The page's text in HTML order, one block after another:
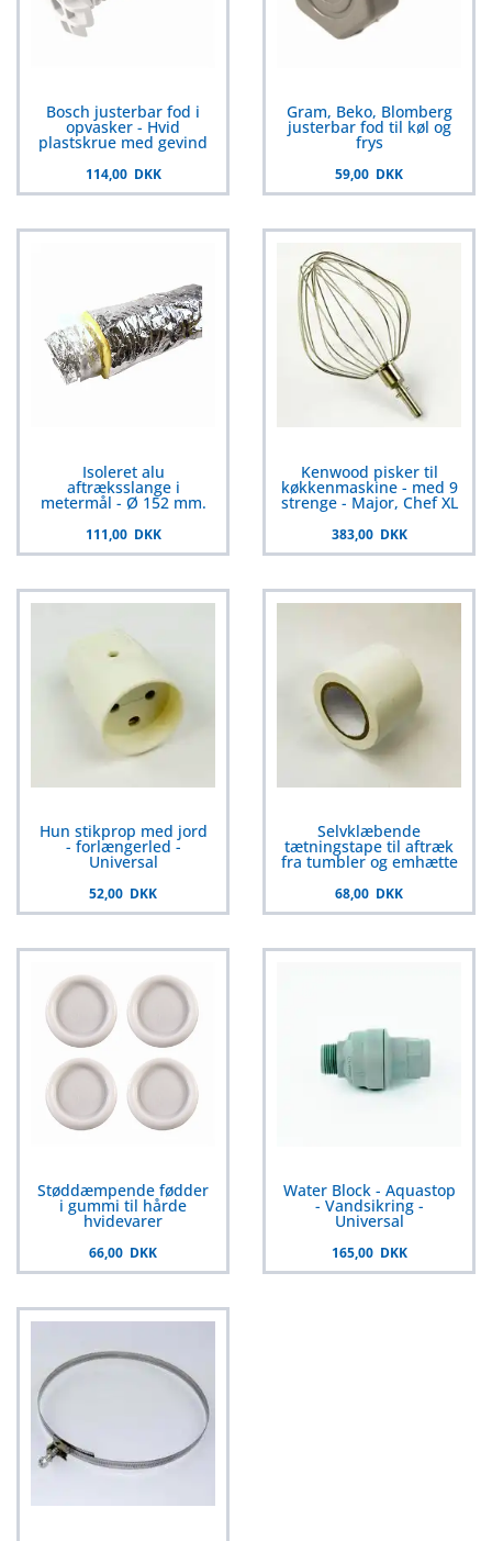
Bosch justerbar fod i
opvasker - Hvid
plastskrue med gevind
114,00 DKK
Gram, Beko, Blomberg
justerbar fod til køl og
frys
59,00 DKK
Isoleret alu
aftræksslange i
metermål - Ø 152 mm.
111,00 DKK
Kenwood pisker til
køkkenmaskine - med 9
strenge - Major, Chef XL
383,00 DKK
Hun stikprop med jord
- forlængerled -
Universal
52,00 DKK
Selvklæbende
tætningstape til aftræk
fra tumbler og emhætte
68,00 DKK
Støddæmpende fødder
i gummi til hårde
hvidevarer
66,00 DKK
Water Block - Aquastop
- Vandsikring -
Universal
165,00 DKK